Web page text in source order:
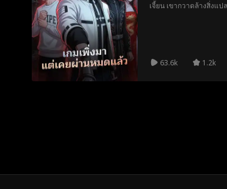
เจี้ยน เขากวาดล้างสิ่งแ
63.6k 1.2k